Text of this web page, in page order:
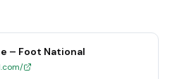
– Foot National